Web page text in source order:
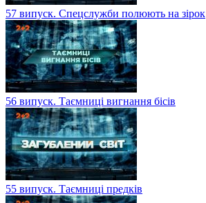
57 випуск. Спецслужби полюють на зірок
56 випуск. Таємниці вигнання бісів
55 випуск. Таємниці предків